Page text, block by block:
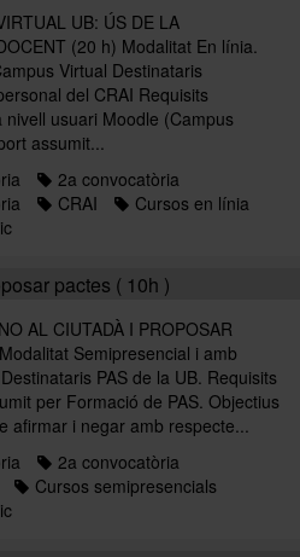
UB: ÚS DE LA
(20 h) Modalitat En línia.
Virtual Destinataris
del CRAI Requisits
nivell usuari Moodle (Campus
assumit...
2a convocatòria
CRAI
Cursos en línia
pactes ( 10h )
AL CIUTADÀ I PROPOSAR
Semipresencial i amb
PAS de la UB. Requisits
per Formació de PAS. Objectius
afirmar i negar amb respecte...
2a convocatòria
Cursos semipresencials